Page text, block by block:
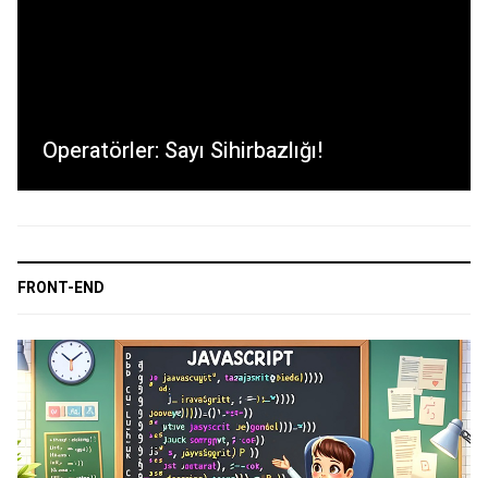
Operatörler: Sayı Sihirbazlığı!
FRONT-END